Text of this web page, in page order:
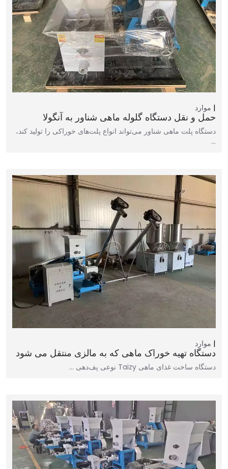
موارد
حمل و نقل دستگاه گلوله ماهی شناور به آنگولا
دستگاه پلت ماهی شناور می‌تواند انواع پلت‌های خوراکی را تولید کند،
…
موارد
دستگاه تهیه خوراک ماهی که به مالزی منتقل می شود
دستگاه ساخت غذای ماهی Taizy نوعی پف‌دهی …